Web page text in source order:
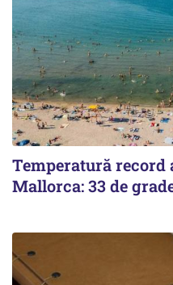
Temperatură record
Mallorca: 33 de